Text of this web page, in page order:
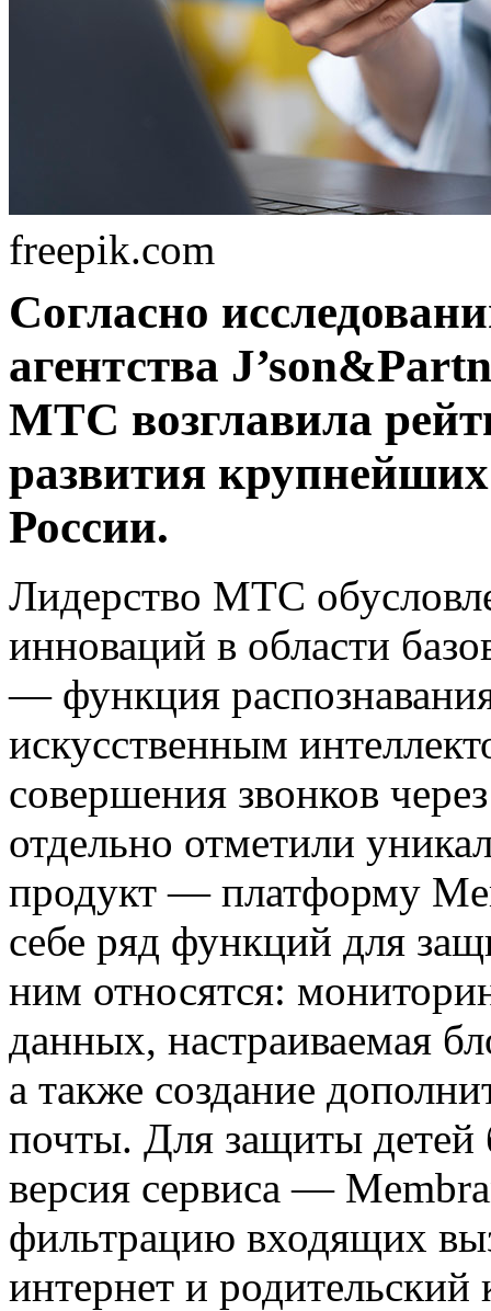
freepik.com
Согласно
агентства
МТС возглавила
развития
России.
Лидерство МТС
инноваций в области
— функция
искусственным
совершения звонков
отдельно отметили
продукт — платформу
себе ряд функций для
ним относятся:
данных, настраиваемая
а также создание
почты. Для защиты детей
версия сервиса —
фильтрацию входящих
интернет и родительский